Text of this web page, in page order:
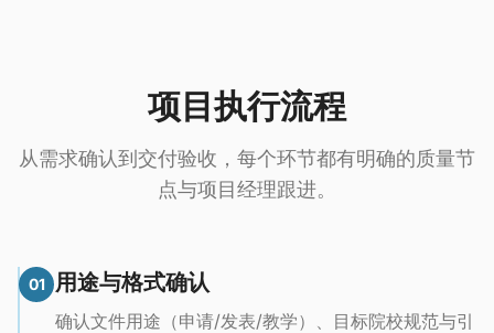
项目执行流程
从需求确认到交付验收，每个环节都有明确的质量节
点与项目经理跟进。
01 用途与格式确认
确认文件用途（申请/发表/教学）、目标院校规范与引